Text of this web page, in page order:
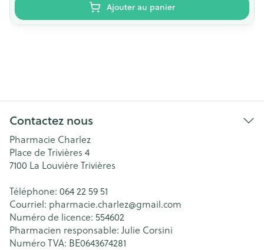
Ajouter au panier
Contactez nous
Pharmacie Charlez
Place de Trivières 4
7100 La Louvière Trivières
Téléphone: 064 22 59 51
Courriel: pharmacie.charlez@gmail.com
Numéro de licence: 554602
Pharmacien responsable: Julie Corsini
Numéro TVA: BE0643674281